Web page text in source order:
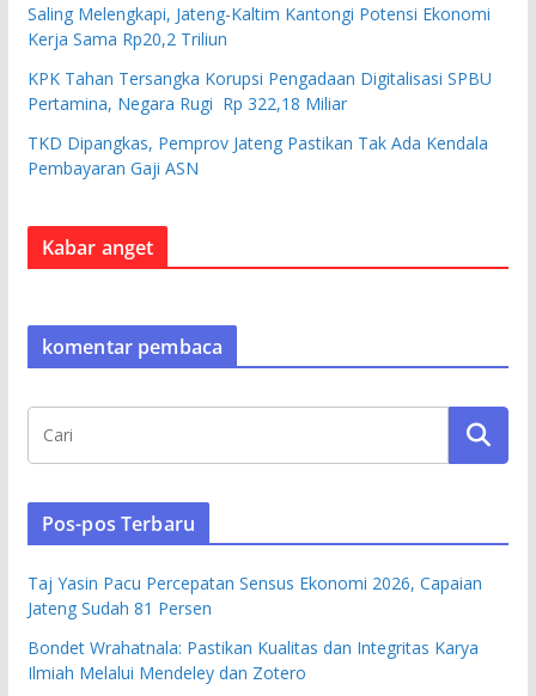
Saling Melengkapi, Jateng-Kaltim Kantongi Potensi Ekonomi
Kerja Sama Rp20,2 Triliun
KPK Tahan Tersangka Korupsi Pengadaan Digitalisasi SPBU
Pertamina, Negara Rugi Rp 322,18 Miliar
TKD Dipangkas, Pemprov Jateng Pastikan Tak Ada Kendala
Pembayaran Gaji ASN
Kabar anget
komentar pembaca
Pos-pos Terbaru
Taj Yasin Pacu Percepatan Sensus Ekonomi 2026, Capaian
Jateng Sudah 81 Persen
Bondet Wrahatnala: Pastikan Kualitas dan Integritas Karya
Ilmiah Melalui Mendeley dan Zotero